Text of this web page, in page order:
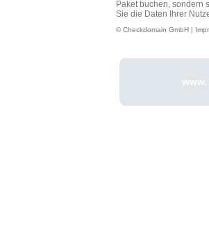
Paket buchen, sondern
Sie die Daten Ihrer
© Checkdomain GmbH |
www.